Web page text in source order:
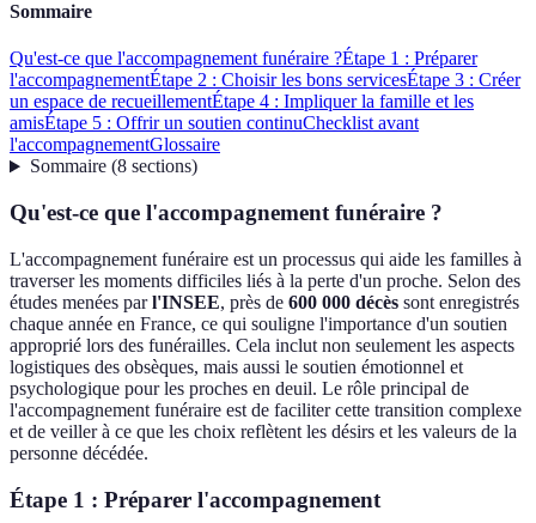
Sommaire
Qu'est-ce que l'accompagnement funéraire ?Étape 1 : Préparer
l'accompagnementÉtape 2 : Choisir les bons servicesÉtape 3 : Créer
un espace de recueillementÉtape 4 : Impliquer la famille et les
amisÉtape 5 : Offrir un soutien continuChecklist avant
l'accompagnementGlossaire
Sommaire(8 sections)
Qu'est-ce que l'accompagnement funéraire ?
L'accompagnement funéraire est un processus qui aide les familles à
traverser les moments difficiles liés à la perte d'un proche. Selon des
études menées parl'INSEE, près de 600 000 décès sont enregistrés
chaque année en France, ce qui souligne l'importance d'un soutien
approprié lors des funérailles. Cela inclut non seulement les aspects
logistiques des obsèques, mais aussi le soutien émotionnel et
psychologique pour les proches en deuil. Le rôle principal de
l'accompagnement funéraire est de faciliter cette transition complexe
et de veiller à ce que les choix reflètent les désirs et les valeurs de la
personne décédée.
Étape 1 : Préparer l'accompagnement